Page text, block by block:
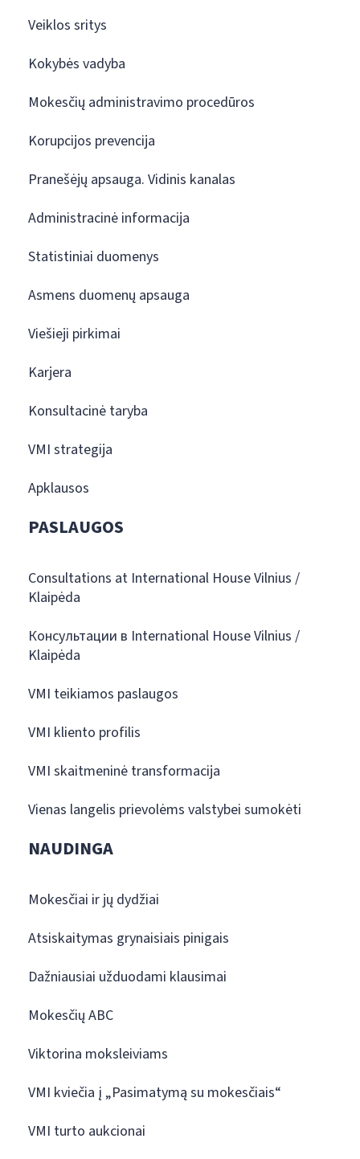
Veiklos sritys
Kokybės vadyba
Mokesčių administravimo procedūros
Korupcijos prevencija
Pranešėjų apsauga. Vidinis kanalas
Administracinė informacija
Statistiniai duomenys
Asmens duomenų apsauga
Viešieji pirkimai
Karjera
Konsultacinė taryba
VMI strategija
Apklausos
PASLAUGOS
Consultations at International House Vilnius /
Klaipėda
Консультации в International House Vilnius /
Klaipėda
VMI teikiamos paslaugos
VMI kliento profilis
VMI skaitmeninė transformacija
Vienas langelis prievolėms valstybei sumokėti
NAUDINGA
Mokesčiai ir jų dydžiai
Atsiskaitymas grynaisiais pinigais
Dažniausiai užduodami klausimai
Mokesčių ABC
Viktorina moksleiviams
VMI kviečia į „Pasimatymą su mokesčiais“
VMI turto aukcionai